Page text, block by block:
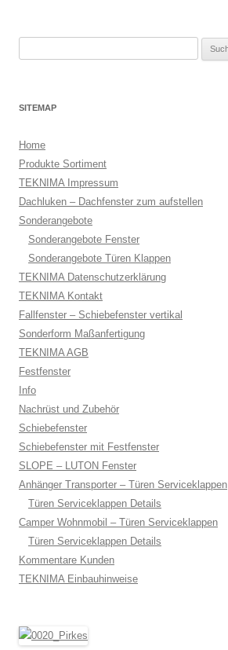
SITEMAP
Home
Produkte Sortiment
TEKNIMA Impressum
Dachluken – Dachfenster zum aufstellen
Sonderangebote
Sonderangebote Fenster
Sonderangebote Türen Klappen
TEKNIMA Datenschutzerklärung
TEKNIMA Kontakt
Fallfenster – Schiebefenster vertikal
Sonderform Maßanfertigung
TEKNIMA AGB
Festfenster
Info
Nachrüst und Zubehör
Schiebefenster
Schiebefenster mit Festfenster
SLOPE – LUTON Fenster
Anhänger Transporter – Türen Serviceklappen
Türen Serviceklappen Details
Camper Wohnmobil – Türen Serviceklappen
Türen Serviceklappen Details
Kommentare Kunden
TEKNIMA Einbauhinweise